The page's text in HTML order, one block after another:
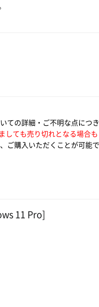
の詳細・ご不明な点に
ても売り切れとなる場合
ご購入いただくことが可能
11 Pro]